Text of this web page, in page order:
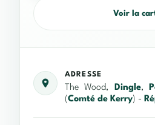
Voir la
ADRESSE
The Wood, Dingle,
(Comté de Kerry) -